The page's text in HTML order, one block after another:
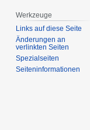
Werkzeuge
Links auf diese Seite
Änderungen an
verlinkten Seiten
Spezialseiten
Seiten­informationen